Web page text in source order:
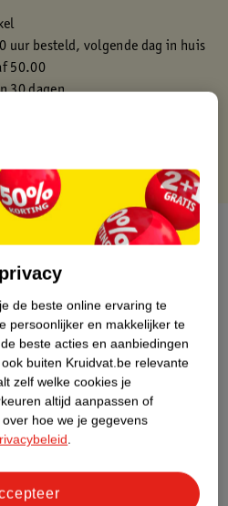
uur besteld, volgende dag in huis
50.00
30 dagen
kaart
heeft (nog) geen Nature
Score.
de beste online ervaring te
persoonlijker en makkelijker te
beste acties en aanbiedingen
buiten Kruidvat.be relevante
zelf welke cookies je
altijd aanpassen of
hoe we je gegevens
.